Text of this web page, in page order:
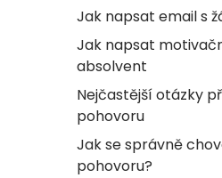
Jak napsat email s
Jak napsat
absolvent
Nejčastější otázky
pohovoru
Jak se správně
pohovoru?